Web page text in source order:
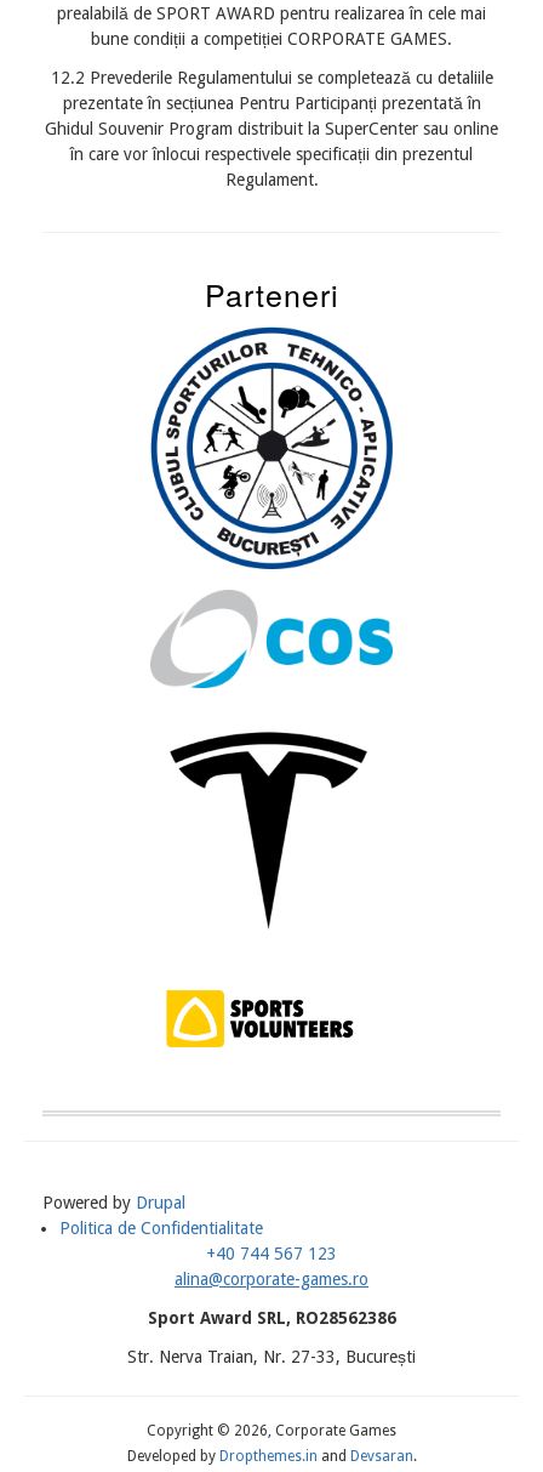
prealabilă de SPORT AWARD pentru realizarea în cele mai
bune condiții a competiției CORPORATE GAMES.
12.2 Prevederile Regulamentului se completează cu detaliile
prezentate în secțiunea Pentru Participanți prezentată în
Ghidul Souvenir Program distribuit la SuperCenter sau online
în care vor înlocui respectivele specificații din prezentul
Regulament.
Parteneri
Powered by Drupal
Meniu
Politica de Confidentialitate
+40 744 567 123
alina@corporate-games.ro
Sport Award SRL, RO28562386
Str. Nerva Traian, Nr. 27-33, București
Copyright © 2026, Corporate Games
Developed by Dropthemes.in and Devsaran.